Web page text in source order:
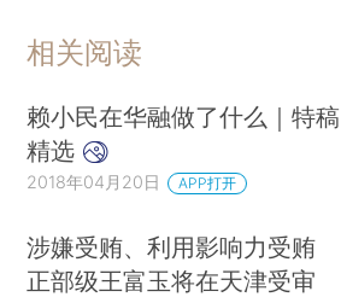
相关阅读
赖小民在华融做了什么｜特稿
精选
2018年04月20日 APP打开
涉嫌受贿、利用影响力受贿
正部级王富玉将在天津受审